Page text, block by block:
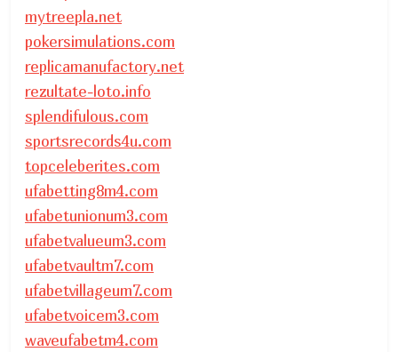
mytreepla.net
pokersimulations.com
replicamanufactory.net
rezultate-loto.info
splendifulous.com
sportsrecords4u.com
topceleberites.com
ufabetting8m4.com
ufabetunionum3.com
ufabetvalueum3.com
ufabetvaultm7.com
ufabetvillageum7.com
ufabetvoicem3.com
waveufabetm4.com